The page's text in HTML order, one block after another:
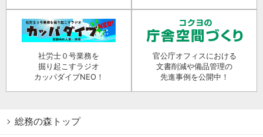
社労士０号業務を
掘り起こすラジオ
カッパダイブNEO！
官公庁オフィスにおける
文書削減や備品管理の
先進事例を公開中！
総務の森トップ